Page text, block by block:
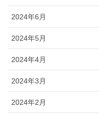
2024年6月
2024年5月
2024年4月
2024年3月
2024年2月